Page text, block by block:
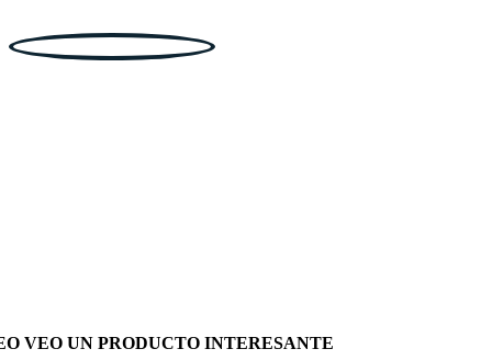
VEO UN PRODUCTO INTERESANTE